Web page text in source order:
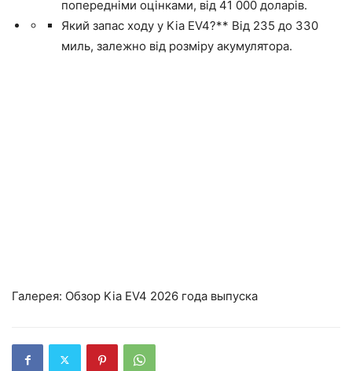
попередніми оцінками, від 41 000 доларів.
Який запас ходу у Kia EV4?** Від 235 до 330
миль, залежно від розміру акумулятора.
Галерея: Обзор Kia EV4 2026 года выпуска